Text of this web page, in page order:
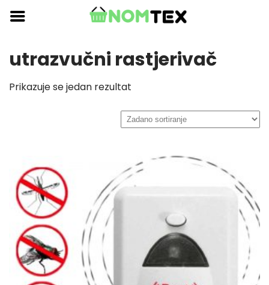
Skip
content
utrazvučni rastjerivač
Prikazuje se jedan rezultat